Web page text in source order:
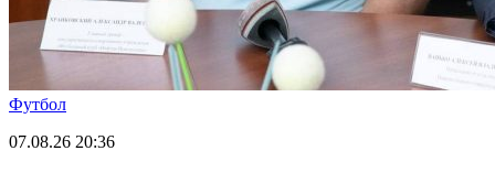
Футбол
07.08.26 20:36